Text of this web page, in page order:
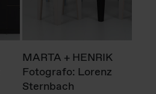
MARTA + HENRIK
Fotografo: Lorenz
Sternbach